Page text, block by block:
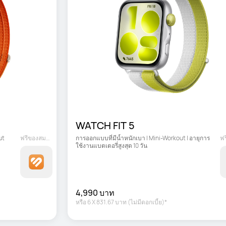
ฟรีของสมนาคุณ
WATCH FIT 5
การออกแบบที่มีน้ำหนักเบา | Mini-Workout | อายุการ
ใช้งานแบตเตอรี่สูงสุด 10 วัน
4,990 บาท
หรือ 6X831.67 บาท (ไม่มีดอกเบี้ย)*